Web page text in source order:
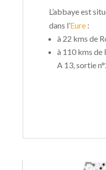
L’abbaye est
dans l’Eure:
à 22 kms de
à 110 kms de
A 13, sortie